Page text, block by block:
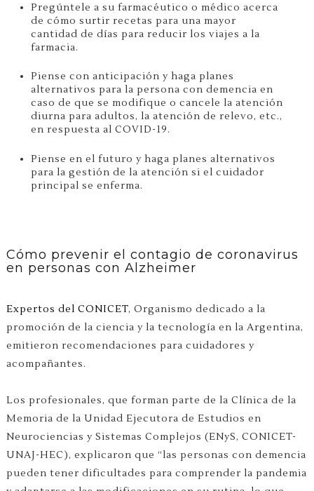
Pregúntele a su farmacéutico o médico acerca
de cómo surtir recetas para una mayor
cantidad de días para reducir los viajes a la
farmacia.
Piense con anticipación y haga planes
alternativos para la persona con demencia en
caso de que se modifique o cancele la atención
diurna para adultos, la atención de relevo, etc.,
en respuesta al COVID-19.
Piense en el futuro y haga planes alternativos
para la gestión de la atención si el cuidador
principal se enferma.
Cómo prevenir el contagio de coronavirus
en personas con Alzheimer
Expertos del CONICET, Organismo dedicado a la
promoción de la ciencia y la tecnología en la Argentina,
emitieron recomendaciones para cuidadores y
acompañantes.
Los profesionales, que forman parte de la Clínica de la
Memoria de la Unidad Ejecutora de Estudios en
Neurociencias y Sistemas Complejos (ENyS, CONICET-
UNAJ-HEC), explicaron que “las personas con demencia
pueden tener dificultades para comprender la pandemia